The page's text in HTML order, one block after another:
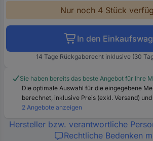
Nur noch 4 Stück
In den
14 Tage Rückgaberecht inklusive (30
Sie haben bereits das beste Angebot für Ihre
Die optimale Auswahl für die eingegebene
berechnet, inklusive Preis (exkl. Versand)
2 Angebote anzeigen
Hersteller bzw. verantwortliche
Rechtliche Bedenken